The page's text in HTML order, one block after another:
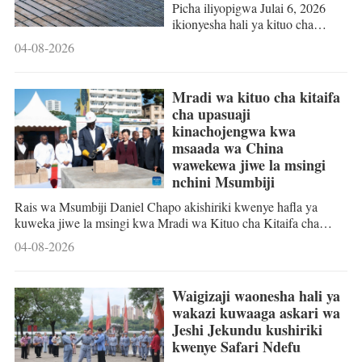
Picha iliyopigwa Julai 6, 2026
ikionyesha hali ya kituo cha
cha Kundi la Magenge Matatu la
China huko Zhangzhou mkoani
Fujian, kusini mashariki mwa
China. (Xinhua/Lin Shanchuan)
BEIJING – Kutokana na mpango
mpya wa kitaifa, yaani mpango
wa malengo ya maendeleo ya
sekta ya nishati ya China ya
kipindi cha mwaka 2026-2030,
sehemu ya umeme wake
04-08-2026
Mradi wa kituo cha kitaifa
cha upasuaji
kinachojengwa kwa
msaada wa China
wawekewa jiwe la msingi
nchini Msumbiji
Rais wa Msumbiji Daniel Chapo akishiriki kwenye hafla ya
kuweka jiwe la msingi kwa Mradi wa Kituo cha Kitaifa cha
Upasuaji kinachojengwa kwa msaada wa China mjini Maputo,
Msumbiji, Agosti 3, 2026. (Picha na Mendes Mondlane/Xinhua)
Kituo cha Kitaifa cha Upasuaji unaofanywa kwa msaada wa
China imefanyika huko Maputo, Msumbiji jana Jumatatu. Kituo
hicho kitajengwa ndani ya Hospitali Kuu ya Maputo, kikihusisha
jengo moja la kituo cha upasuaji na
04-08-2026
Waigizaji waonesha hali ya
wakazi kuwaaga askari wa
Jeshi Jekundu kushiriki
kwenye Safari Ndefu